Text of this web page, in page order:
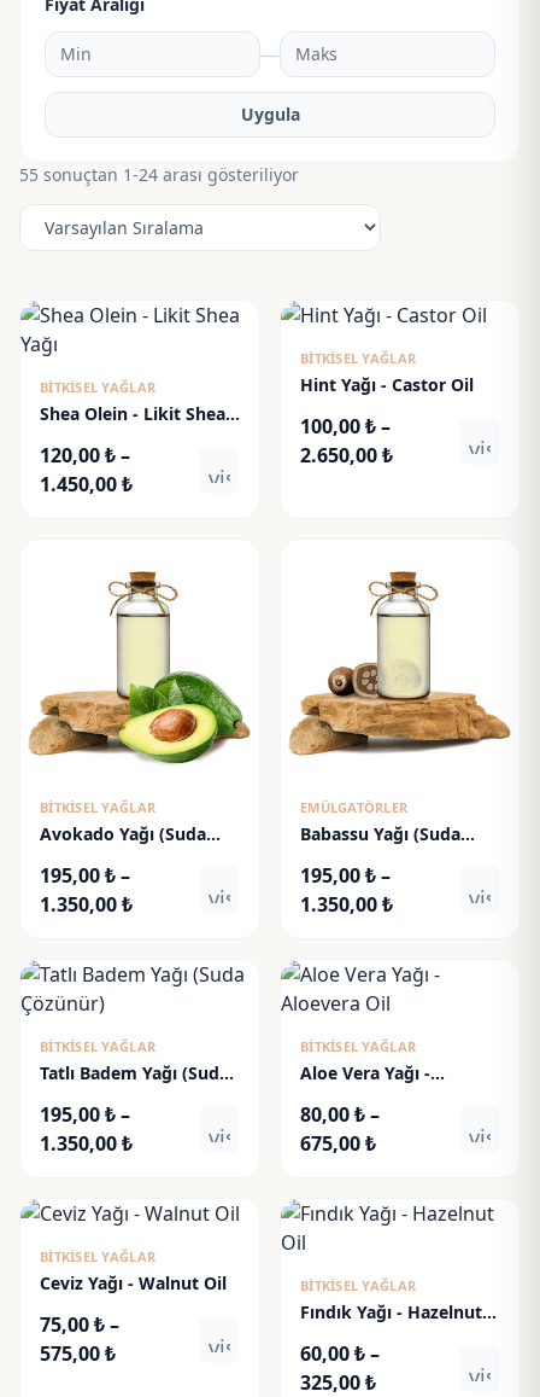
—
Uygula
55 sonuçtan 1-24 arası gösteriliyor
BITKISEL YAĞLAR
Shea Olein - Likit Shea
120,00₺–
1.450,00₺Fiyat
-
1.450,00 ₺
visibility
BITKISEL YAĞLAR
Hint Yağı - Castor Oil
100,00₺–
2.650,00₺Fiyat
2.650,00 ₺
BITKISEL YAĞLAR
Avokado Yağı (Suda
195,00₺–
1.350,00₺Fiyat
195,00 ₺
-
visibility
EMÜLGATÖRLER
Babassu Yağı (Suda
195,00₺–
1.350,00₺Fiyat
195,00 ₺
-
BITKISEL YAĞLAR
Tatlı Badem Yağı (Suda
195,00₺–
1.350,00₺Fiyat
195,00 ₺
1.350,00 ₺
visibility
BITKISEL YAĞLAR
Aloe Vera Yağı -
80,00₺–
675,00₺Fiyat
80,00 ₺
-
BITKISEL YAĞLAR
Ceviz Yağı - Walnut Oil
75,00₺–
575,00₺Fiyat
visibility
BITKISEL YAĞLAR
Fındık Yağı - Hazelnut
60,00₺–
325,00₺Fiyat